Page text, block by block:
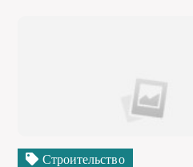
Строительство